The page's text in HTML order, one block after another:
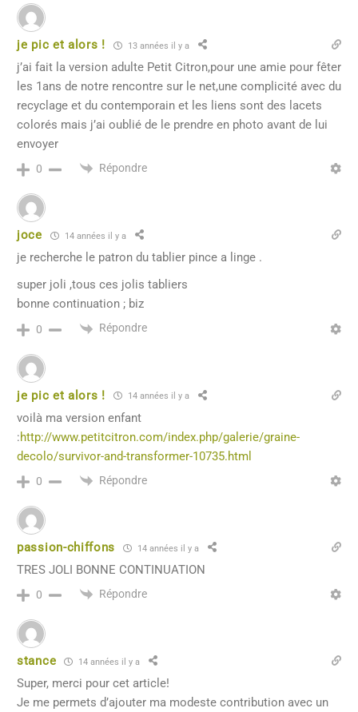
je pic et alors ! 13 années il y a
j’ai fait la version adulte Petit Citron,pour une amie pour fêter
les 1ans de notre rencontre sur le net,une complicité avec du
recyclage et du contemporain et les liens sont des lacets
colorés mais j’ai oublié de le prendre en photo avant de lui
envoyer
0 Répondre
joce 14 années il y a
je recherche le patron du tablier pince a linge .
super joli ,tous ces jolis tabliers
bonne continuation ; biz
0 Répondre
je pic et alors ! 14 années il y a
voilà ma version enfant
:http://www.petitcitron.com/index.php/galerie/graine-
decolo/survivor-and-transformer-10735.html
0 Répondre
passion-chiffons 14 années il y a
TRES JOLI BONNE CONTINUATION
0 Répondre
stance 14 années il y a
Super, merci pour cet article!
Je me permets d’ajouter ma modeste contribution avec un